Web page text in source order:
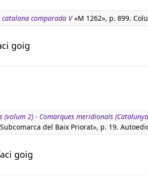
comparada V«M 1262», p. 899.
goig
(volum 2) - Comarques meridionals
del Baix Priorat», p. 19.
goig